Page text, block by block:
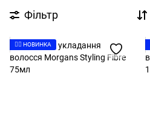
Фільтр
👉🏻 НОВИНКА